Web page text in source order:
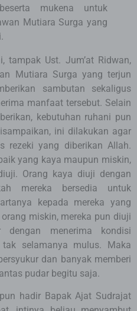
mukena untuk
Mutiara Surga yang
tampak Ust. Jum’at Ridwan,
Mutiara Surga yang terjun
sambutan sekaligus
manfaat tersebut. Selain
kebutuhan ruhani pun
ini dilakukan agar
rezeki yang diberikan Allah.
yang kaya maupun miskin,
Orang kaya diuji dengan
mereka bersedia untuk
kepada mereka yang
miskin, mereka pun diuji
menerima kondisi
selamanya mulus. Maka
dan banyak memberi
pudar begitu saja.
hadir Bapak Ajat Sudrajat